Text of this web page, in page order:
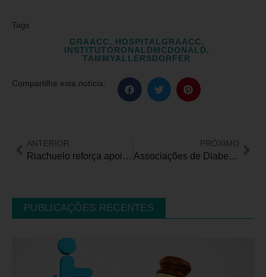
Tags
GRAACC, HOSPITALGRAACC,
INSTITUTORONALDMCDONALD,
TAMMYALLERSDORFER
Compartilhe esta notícia:
ANTERIOR
Riachuelo reforça apoio à AACD e ao Teleton com arrecadação recorde no Bazar AACD em 2023
PRÓXIMO
Associações de Diabetes promovem campanhas de diabetes pelo país para chamar atenção à causa durante Novembro Azul
PUBLICAÇÕES RECENTES